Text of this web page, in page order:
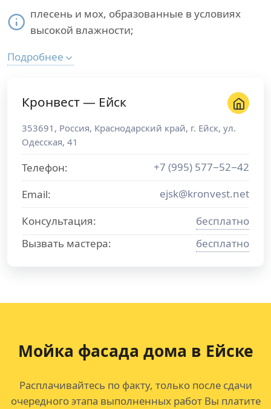
плесень и мох, образованные в условиях
высокой влажности;
Подробнее
Кронвест — Ейск
353691 , Россия, Краснодарский край, г. Ейск, ул.
Одесская, 41
Телефон:
+7 (995) 577−52−42
Email:
ejsk@kronvest.net
Консультация:
бесплатно
Вызвать мастера:
бесплатно
Мойка фасада дома в Ейске
Расплачивайтесь по факту, только после сдачи
очередного этапа выполненных работ Вы платите